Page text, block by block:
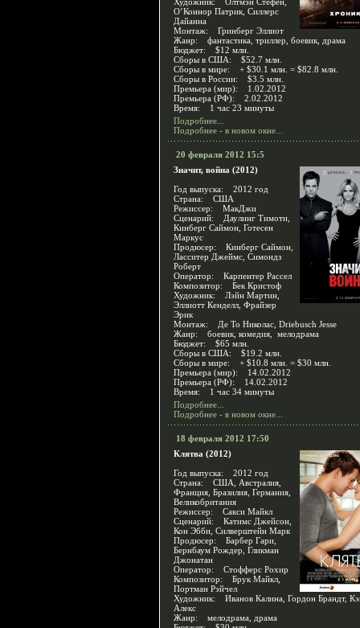
О’Коннор Патрик, Силлерс
Дайанна
Монтаж: Гринберг Эллиот
Жанр: фантастика, триллер, боевик, драма
Бюджет: $12 млн.
Сборы в США: $52.7 млн.
Сборы в мире: + $30.1 млн. = $82.8 млн.
Сборы в России: $3.5 млн.
Премьера (мир): 1.02.2012
Премьера (РФ): 2.02.2012
Время: 1 час 23 минуты
Подробнее...
Подробнее - в новом окне...
20 февраля 2012 15:5
Значит, война (2012)
Год выпуска: 2012 год
Страна: США
Режиссер: МакДжи
Сценарий: Даулинг Тимоти,
Кинберг Саймон, Готесен
Маркус
Продюсер: Кинберг Саймон,
Ласситер Джеймс, Симондз
Роберт
Оператор: Карпентер Рассел
Композитор: Бек Кристоф
Художник: Лэйн Мартин,
Эллиотт Кенделл, Фрайзер
Эрик
Монтаж: Де То Николас, Driebusch Jesse
Жанр: боевик, комедия, мелодрама
Бюджет: $65 млн.
Сборы в США: $19.2 млн.
Сборы в мире: + $10.8 млн. = $30 млн.
Премьера (мир): 14.02.2012
Премьера (РФ): 14.02.2012
Время: 1 час 34 минуты
Подробнее...
Подробнее - в новом окне...
18 февраля 2012 17:50
Клятва (2012)
Год выпуска: 2012 год
Страна: США, Австралия,
Франция, Бразилия, Германия,
Великобритания
Режиссер: Сакси Майкл
Сценарий: Катимс Джейсон,
Кон Эбби, Силверштейн Марк
Продюсер: Барбер Гари,
Бернбаум Рождер, Гликман
Джонатан
Оператор: Стофферс Рохир
Композитор: Брук Майкл,
Портман Рэйчел
Художник: Иванов Калина, Гордон Брандт,
Алекс
Жанр: мелодрама, драма